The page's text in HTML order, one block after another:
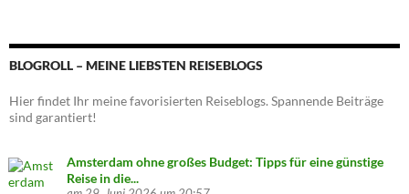
BLOGROLL – MEINE LIEBSTEN REISEBLOGS
Hier findet Ihr meine favorisierten Reiseblogs. Spannende Beiträge
sind garantiert!
Amsterdam ohne großes Budget: Tipps für eine günstige
Reise in die...